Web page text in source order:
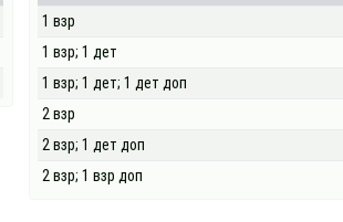
1 взр
1 взр; 1 дет
1 взр; 1 дет; 1 дет доп
2 взр
2 взр; 1 дет доп
2 взр; 1 взр доп